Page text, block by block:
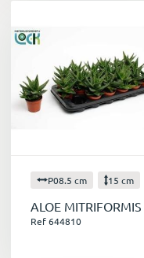
P08.5 cm 15 cm
ALOE MITRIFORMIS
Ref 644810